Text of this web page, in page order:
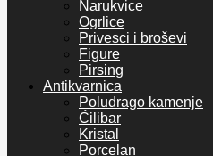
Narukvice
Ogrlice
Privesci i broševi
Figure
Pirsing
Antikvarnica
Poludrago kamenje
Ćilibar
Kristal
Porcelan